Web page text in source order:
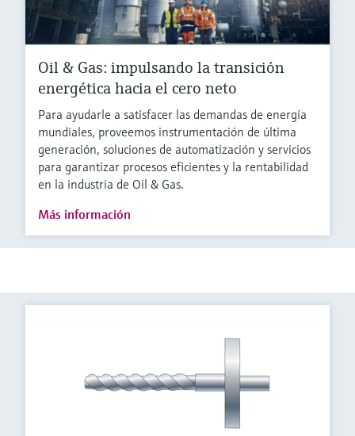
Oil & Gas: impulsando la transición
energética hacia el cero neto
Para ayudarle a satisfacer las demandas de energía
mundiales, proveemos instrumentación de última
generación, soluciones de automatización y servicios
para garantizar procesos eficientes y la rentabilidad
en la industria de Oil & Gas.
Más información